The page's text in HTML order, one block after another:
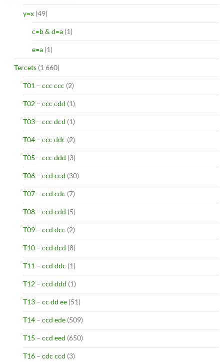
y=x (49)
c=b & d=a (1)
e=a (1)
Tercets (1 660)
T01 – ccc ccc (2)
T02 – ccc cdd (1)
T03 – ccc dcd (1)
T04 – ccc ddc (2)
T05 – ccc ddd (3)
T06 – ccd ccd (30)
T07 – ccd cdc (7)
T08 – ccd cdd (5)
T09 – ccd dcc (2)
T10 – ccd dcd (8)
T11 – ccd ddc (1)
T12 – ccd ddd (1)
T13 – cc dd ee (51)
T14 – ccd ede (509)
T15 – ccd eed (650)
T16 – cdc ccd (3)